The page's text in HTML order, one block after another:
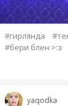
#гирлянда
#бери блен >:з
yaqodka